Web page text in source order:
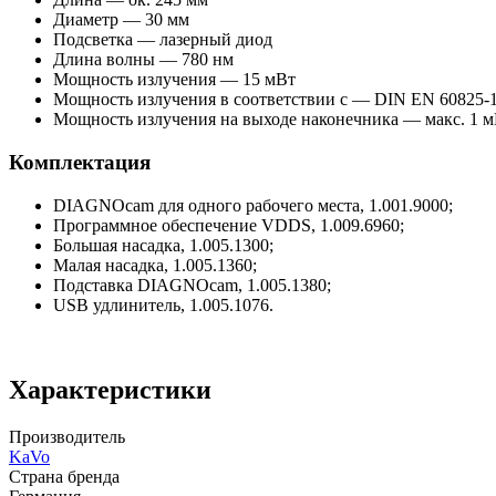
Диаметр — 30 мм
Подсветка — лазерный диод
Длина волны — 780 нм
Мощность излучения — 15 мВт
Мощность излучения в соответствии с — DIN EN
Мощность излучения на выходе наконечника — макс. 1
Комплектация
DIAGNOcam для одного рабочего места, 1.001.9000;
Программное обеспечение VDDS, 1.009.6960;
Большая насадка, 1.005.1300;
Малая насадка, 1.005.1360;
Подставка DIAGNOcam, 1.005.1380;
USB удлинитель, 1.005.1076.
Характеристики
Производитель
KaVo
Страна бренда